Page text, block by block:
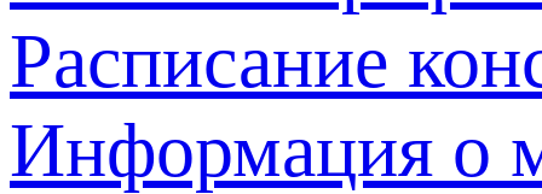
Расписание
Информация о